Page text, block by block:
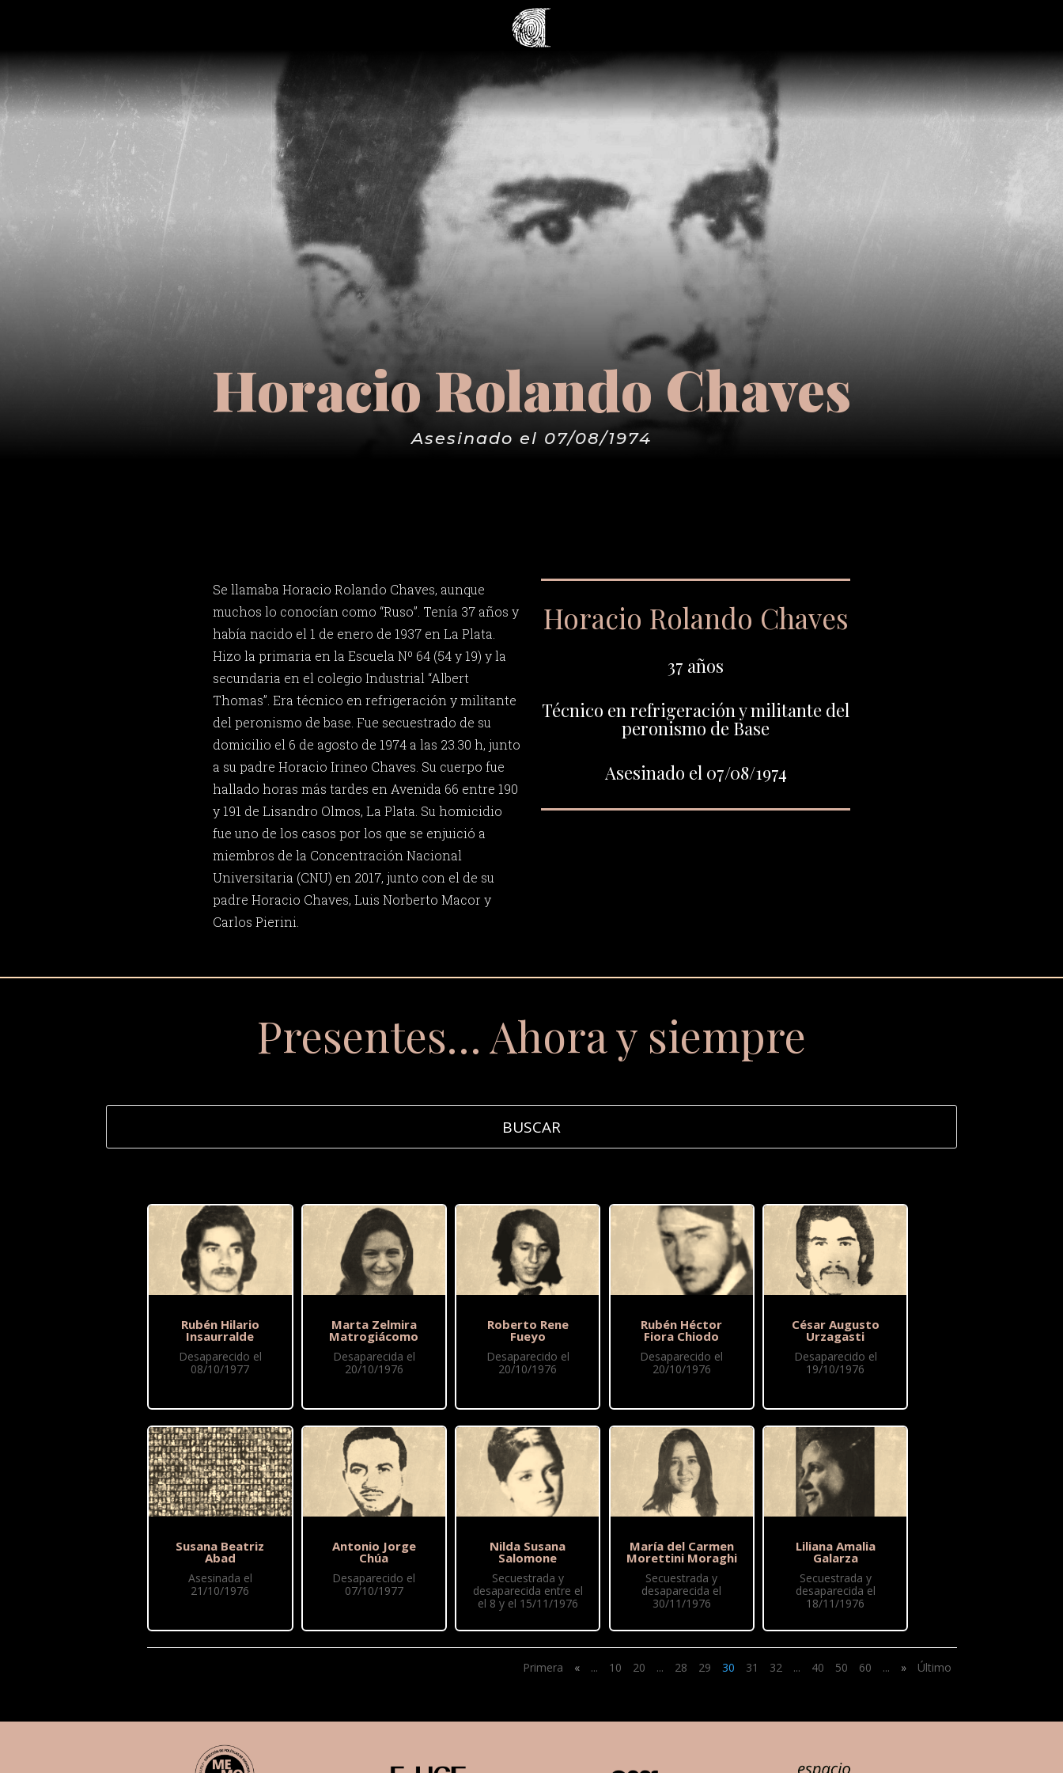
Horacio Rolando Chaves
Asesinado el 07/08/1974
Se llamaba Horacio Rolando Chaves, aunque
muchos lo conocían como “Ruso”. Tenía 37 años y
había nacido el 1 de enero de 1937 en La Plata.
Hizo la primaria en la Escuela Nº 64 (54 y 19) y la
secundaria en el colegio Industrial “Albert
Thomas”. Era técnico en refrigeración y militante
del peronismo de base. Fue secuestrado de su
domicilio el 6 de agosto de 1974 a las 23.30 h, junto
a su padre Horacio Irineo Chaves. Su cuerpo fue
hallado horas más tardes en Avenida 66 entre 190
y 191 de Lisandro Olmos, La Plata. Su homicidio
fue uno de los casos por los que se enjuició a
miembros de la Concentración Nacional
Universitaria (CNU) en 2017, junto con el de su
padre Horacio Chaves, Luis Norberto Macor y
Carlos Pierini.
Horacio Rolando Chaves
37 años
Técnico en refrigeración y militante del
peronismo de Base
Asesinado el 07/08/1974
Presentes… Ahora y siempre
Rubén Hilario
Insaurralde
Desaparecido el
08/10/1977
Susana Beatriz
Abad
Asesinada el
21/10/1976
Marta Zelmira
Matrogiácomo
Desaparecida el
20/10/1976
Antonio Jorge
Chúa
Desaparecido el
07/10/1977
Roberto Rene
Fueyo
Desaparecido el
20/10/1976
Nilda Susana
Salomone
Secuestrada y
desaparecida entre el
el 8 y el 15/11/1976
Rubén Héctor
Fiora Chiodo
Desaparecido el
20/10/1976
María del Carmen
Morettini Moraghi
Secuestrada y
desaparecida el
30/11/1976
César Augusto
Urzagasti
Desaparecido el
19/10/1976
Liliana Amalia
Galarza
Secuestrada y
desaparecida el
18/11/1976
Primera « ... 10 20 ... 28 29 30 31 32 ... 40 50 60 ... » Último